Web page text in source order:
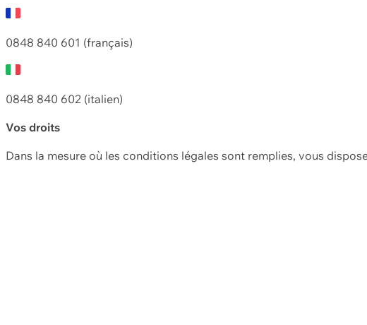
0848 840 601 (français)
0848 840 602 (italien)
Vos droits
Dans la mesure où les conditions légales sont remplies, vous